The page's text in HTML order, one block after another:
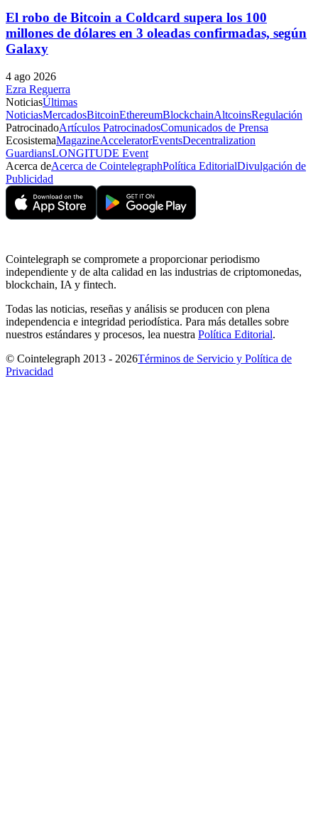
El robo de Bitcoin a Coldcard supera los 100
millones de dólares en 3 oleadas confirmadas, según
Galaxy
4 ago 2026
Ezra Reguerra
NoticiasÚltimas
NoticiasMercadosBitcoinEthereumBlockchainAltcoinsRegulación
PatrocinadoArtículos PatrocinadosComunicados de Prensa
EcosistemaMagazineAcceleratorEventsDecentralization
GuardiansLONGITUDE Event
Acerca deAcerca de CointelegraphPolítica EditorialDivulgación de
Publicidad
Cointelegraph se compromete a proporcionar periodismo
independiente y de alta calidad en las industrias de criptomonedas,
blockchain, IA y fintech.
Todas las noticias, reseñas y análisis se producen con plena
independencia e integridad periodística. Para más detalles sobre
nuestros estándares y procesos, lea nuestra Política Editorial.
© Cointelegraph 2013 - 2026Términos de Servicio y Política de
Privacidad